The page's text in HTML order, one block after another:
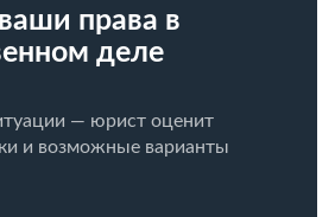
права в
деле
— юрист оценит
и возможные варианты